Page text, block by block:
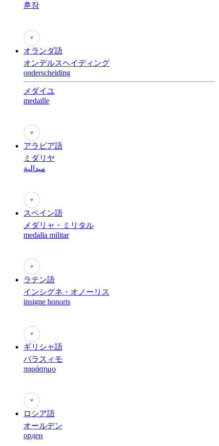
훈장
♥
オランダ語
オンデルスヘイディング
onderscheiding
メダイユ
medaille
♥
アラビア語
ミダリヤ
ميدالية
♥
スペイン語
メダリャ・ミリタル
medalla militar
♥
ラテン語
インシグネ・オノーリス
insigne honoris
♥
ギリシャ語
パラスィモ
παράσημο
♥
ロシア語
オールデン
орден